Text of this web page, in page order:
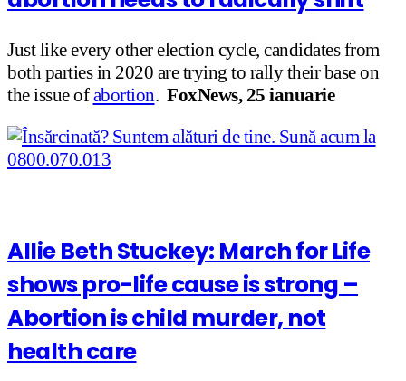
Just like every other election cycle, candidates from
both parties in 2020 are trying to rally their base on
the issue ofabortion. FoxNews, 25 ianuarie
Allie Beth Stuckey: March for Life
shows pro-life cause is strong –
Abortion is child murder, not
health care